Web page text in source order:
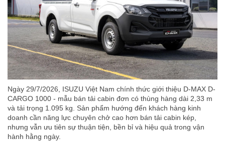
Ngày 29/7/2026, ISUZU Việt Nam chính thức giới thiệu D-MAX D-
CARGO 1000 - mẫu bán tải cabin đơn có thùng hàng dài 2,33 m
và tải trọng 1.095 kg. Sản phẩm hướng đến khách hàng kinh
doanh cần năng lực chuyên chở cao hơn bán tải cabin kép,
nhưng vẫn ưu tiên sự thuận tiện, bền bỉ và hiệu quả trong vận
hành hằng ngày.